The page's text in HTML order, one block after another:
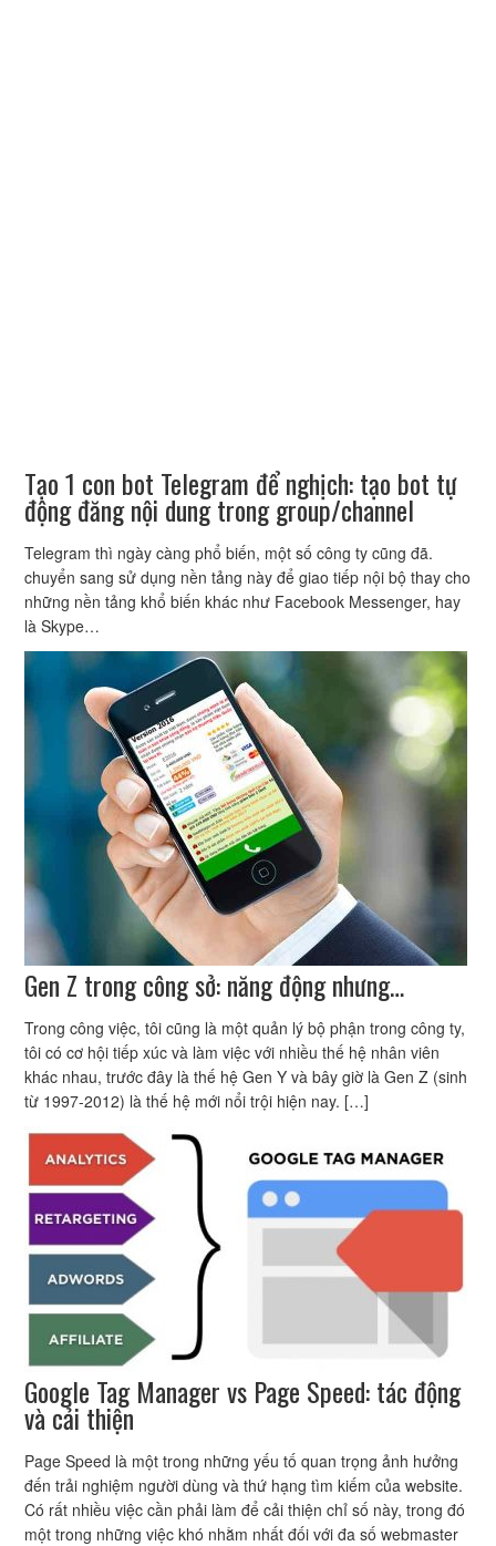
Tạo 1 con bot Telegram để nghịch: tạo bot tự
động đăng nội dung trong group/channel
Telegram thì ngày càng phổ biến, một số công ty cũng đã.
chuyển sang sử dụng nền tảng này để giao tiếp nội bộ thay cho
những nền tảng khổ biến khác như Facebook Messenger, hay
là Skype…
Gen Z trong công sở: năng động nhưng…
Trong công việc, tôi cũng là một quản lý bộ phận trong công ty,
tôi có cơ hội tiếp xúc và làm việc với nhiều thế hệ nhân viên
khác nhau, trước đây là thế hệ Gen Y và bây giờ là Gen Z (sinh
từ 1997-2012) là thế hệ mới nổi trội hiện nay. […]
Google Tag Manager vs Page Speed: tác động
và cải thiện
Page Speed là một trong những yếu tố quan trọng ảnh hưởng
đến trải nghiệm người dùng và thứ hạng tìm kiếm của website.
Có rất nhiều việc cần phải làm để cải thiện chỉ số này, trong đó
một trong những việc khó nhằm nhất đối với đa số webmaster